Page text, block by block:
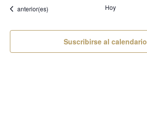
Eventos
anterior(es) Hoy
Suscribirse al calendario